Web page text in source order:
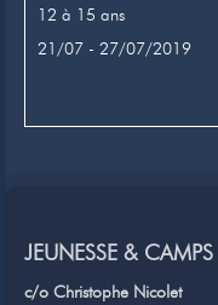
12 à 15 ans
21/07 - 27/07/2019
JEUNESSE & CAMPS
c/o Christophe Nicolet